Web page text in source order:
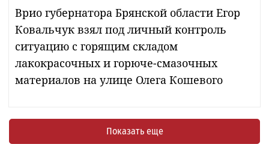
Врио губернатора Брянской области Егор
Ковальчук взял под личный контроль
ситуацию с горящим складом
лакокрасочных и горюче-смазочных
материалов на улице Олега Кошевого
Показать еще